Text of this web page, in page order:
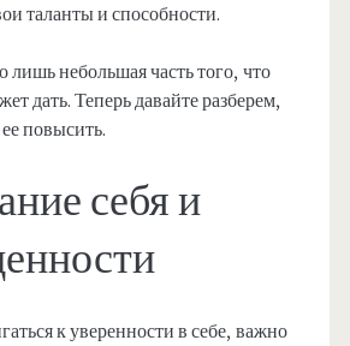
таланты и способности.
лишь небольшая часть того, что
дать. Теперь давайте разберем,
повысить.
себя и
к уверенности в себе, важно